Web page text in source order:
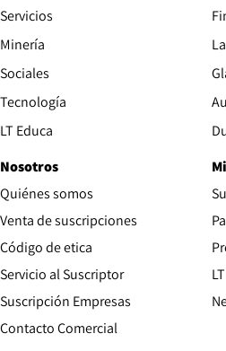
Servicios
Minería
Sociales
Tecnología
LT Educa
Nosotros
Quiénes somos
Venta de suscripciones
Código de etica Opens in new window
Servicio al Suscriptor
Suscripción Empresas
Contacto ComercialOpens in new